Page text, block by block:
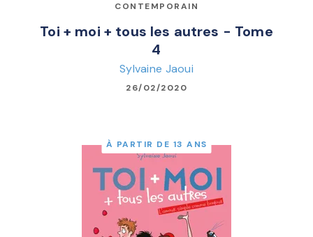
CONTEMPORAIN
Toi + moi + tous les autres - Tome
4
Sylvaine Jaoui
26/02/2020
À PARTIR DE 13 ANS